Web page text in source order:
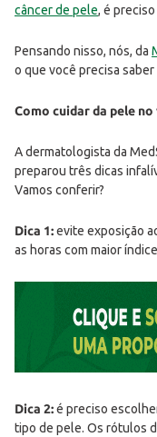
câncer de pele, é
Pensando nisso, nós, da
o que você precisa saber
Como cuidar da pele no
A dermatologista da
preparou três dicas
Vamos conferir?
Dica 1:evite exposição
as horas com maior
Dica 2:é preciso
tipo de pele. Os rótulos